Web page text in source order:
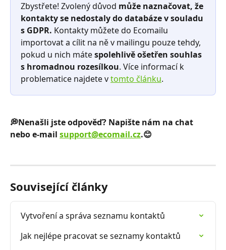
Zbystřete! Zvolený důvod může naznačovat, že
kontakty se nedostaly do databáze v souladu
s GDPR. Kontakty můžete do Ecomailu
importovat a cílit na ně v mailingu pouze tehdy,
pokud u nich máte spolehlivě ošetřen souhlas
s hromadnou rozesílkou. Více informací k
problematice najdete v tomto článku.
💭Nenašli jste odpověď? Napište nám na chat
nebo e-mail support@ecomail.cz.😊
Související články
Vytvoření a správa seznamu kontaktů
Jak nejlépe pracovat se seznamy kontaktů